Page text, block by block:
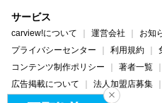
サービス
carview!について 運営会社 お知
プライバシーセンター
利用規約
コンテンツ制作ポリシー
著者一覧
広告掲載について
法人加盟店募集
ヘルプ・お問い合わせ